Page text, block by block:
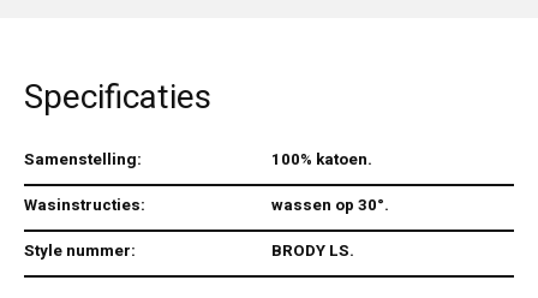
Specificaties
Samenstelling:
100% katoen.
Wasinstructies:
wassen op 30°.
Style nummer:
BRODY LS.